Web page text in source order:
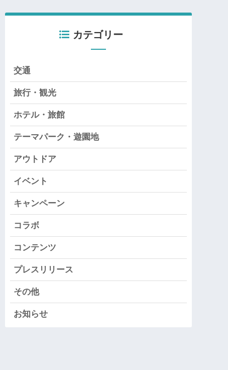
カテゴリー
交通
旅行・観光
ホテル・旅館
テーマパーク・遊園地
アウトドア
イベント
キャンペーン
コラボ
コンテンツ
プレスリリース
その他
お知らせ